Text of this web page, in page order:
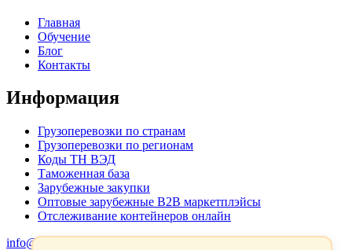
Главная
Обучение
Блог
Контакты
Информация
Грузоперевозки по странам
Грузоперевозки по регионам
Коды ТН ВЭД
Таможенная база
Зарубежные закупки
Оптовые зарубежные B2B маркетплэйсы
Отслеживание контейнеров онлайн
info@favorit-trans-import.ru